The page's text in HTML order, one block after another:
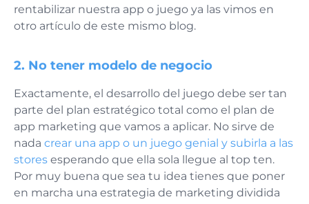
rentabilizar nuestra app o juego ya las vimos en
otro artículo de este mismo blog.
2. No tener modelo de negocio
Exactamente, el desarrollo del juego debe ser tan
parte del plan estratégico total como el plan de
app marketing que vamos a aplicar. No sirve de
nada crear una app o un juego genial y subirla a las
stores esperando que ella sola llegue al top ten.
Por muy buena que sea tu idea tienes que poner
en marcha una estrategia de marketing dividida